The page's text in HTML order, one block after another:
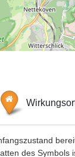
des Symbols